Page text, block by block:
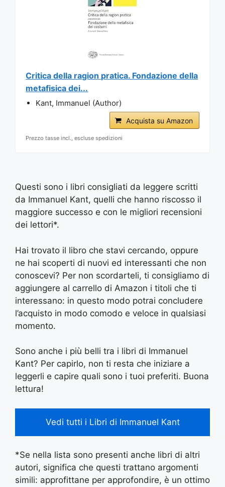
Critica della ragion pratica. Fondazione della
metafisica dei...
Kant, Immanuel (Author)
Acquista su Amazon
Prezzo tasse incl., escluse spedizioni
Questi sono i libri consigliati da leggere scritti
da Immanuel Kant, quelli che hanno riscosso il
maggiore successo e con le migliori recensioni
dei lettori*.
Hai trovato il libro che stavi cercando, oppure
ne hai scoperti di nuovi ed interessanti che non
conoscevi? Per non scordarteli, ti consigliamo di
aggiungere al carrello di Amazon i titoli che ti
interessano: in questo modo potrai concludere
l’acquisto in modo comodo e veloce in qualsiasi
momento.
Sono anche i più belli tra i libri di Immanuel
Kant? Per capirlo, non ti resta che iniziare a
leggerli e capire quali sono i tuoi preferiti. Buona
lettura!
Vedi tutti i Libri di Immanuel Kant
*Se nella lista sono presenti anche libri di altri
autori, significa che questi trattano argomenti
simili: approfittane per approfondire, è un ottimo